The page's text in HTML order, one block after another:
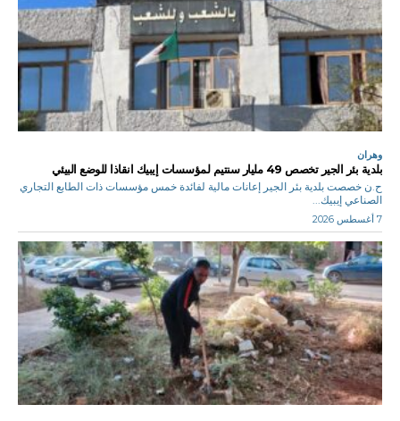
وهران
بلدية بئر الجير تخصص 49 مليار سنتيم لمؤسسات إيبيك انقاذا للوضع البيئي
ح.ن خصصت بلدية بئر الجير إعانات مالية لفائدة خمس مؤسسات ذات الطابع التجاري
الصناعي إيبيك...
7 أغسطس 2026